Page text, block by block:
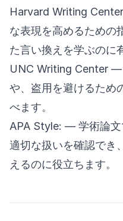
Harvard Writing Center
な表現を高めるための
た言い換えを学ぶのに
UNC Writing Center —
や、盗用を避けるため
べます。
APA Style: — 学術論文
適切な扱いを確認でき
えるのに役立ちます。